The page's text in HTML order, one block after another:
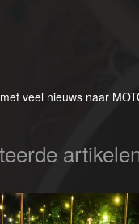
veel nieuws naar